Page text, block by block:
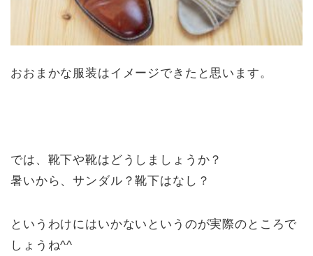
おおまかな服装はイメージできたと思います。
では、靴下や靴はどうしましょうか？
暑いから、サンダル？靴下はなし？
というわけにはいかないというのが実際のところで
しょうね^^